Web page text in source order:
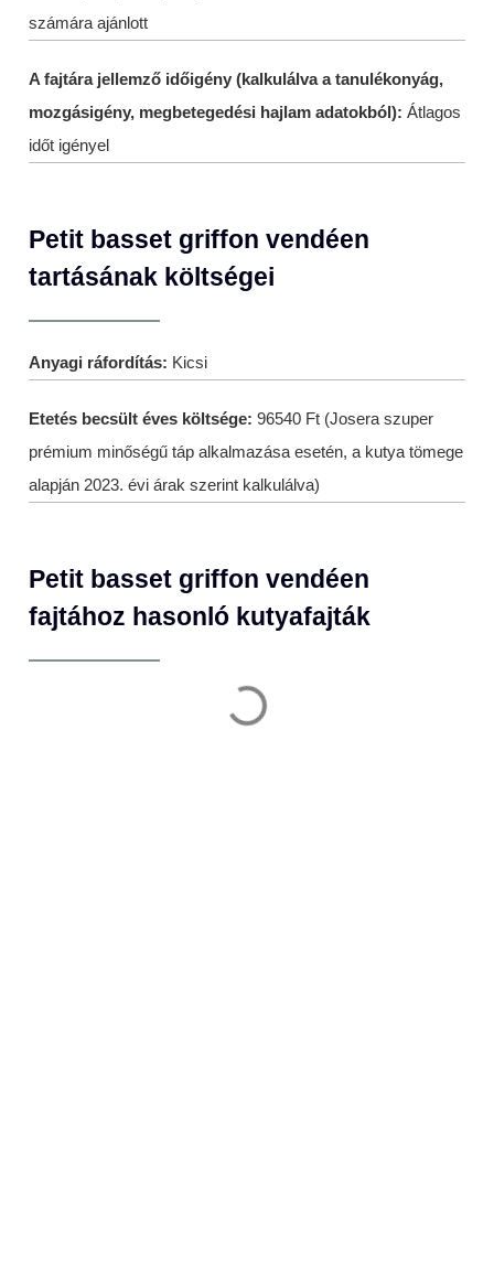
számára ajánlott
A fajtára jellemző időigény (kalkulálva a tanulékonyág,
mozgásigény, megbetegedési hajlam adatokból): Átlagos
időt igényel
Petit basset griffon vendéen
tartásának költségei
Anyagi ráfordítás: Kicsi
Etetés becsült éves költsége: 96540 Ft (Josera szuper
prémium minőségű táp alkalmazása esetén, a kutya tömege
alapján 2023. évi árak szerint kalkulálva)
Petit basset griffon vendéen
fajtához hasonló kutyafajták